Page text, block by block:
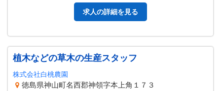
求人の詳細を見る
植木などの草木の生産スタッフ
株式会社白桃農園
徳島県神山町名西郡神領字本上角１７３